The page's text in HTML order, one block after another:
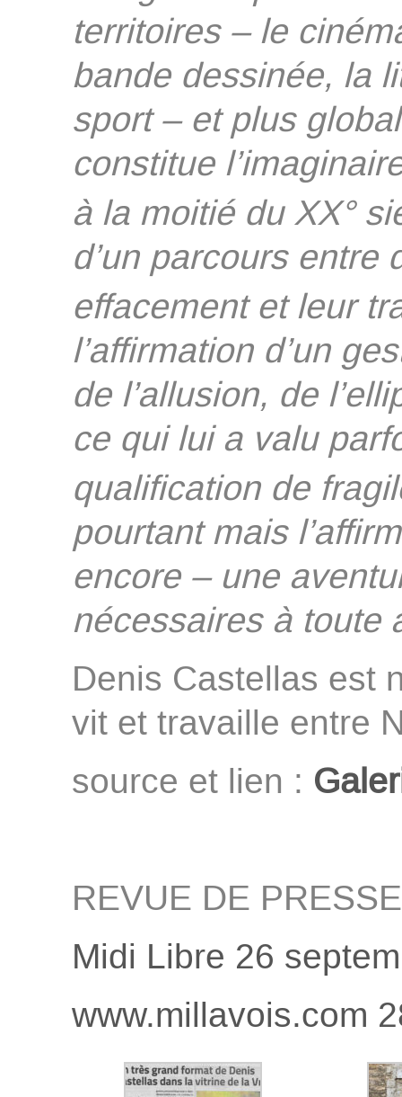
territoires – le
bande dessinée, la
sport – et plus
constitue
à la moitié du XX°
d’un parcours entre
effacement et leur
l’affirmation d’un
de l’allusion, de
ce qui lui a valu
qualification de
pourtant mais
encore – une
nécessaires à toute
Denis Castellas est
vit et travaille entre
source et lien :
REVUE DE PRESSE
Midi Libre 26
www.millavois.com